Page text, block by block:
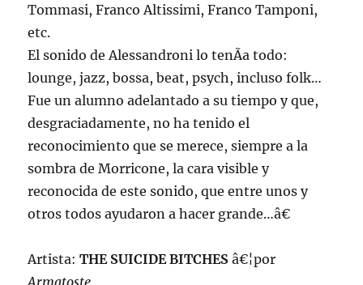
Tommasi, Franco Altissimi, Franco Tamponi,
etc.
El sonido de Alessandroni lo tenÃ­a todo:
lounge, jazz, bossa, beat, psych, incluso folk…
Fue un alumno adelantado a su tiempo y que,
desgraciadamente, no ha tenido el
reconocimiento que se merece, siempre a la
sombra de Morricone, la cara visible y
reconocida de este sonido, que entre unos y
otros todos ayudaron a hacer grande…â€
Artista:THE SUICIDE BITCHESâ€¦por
Armatoste